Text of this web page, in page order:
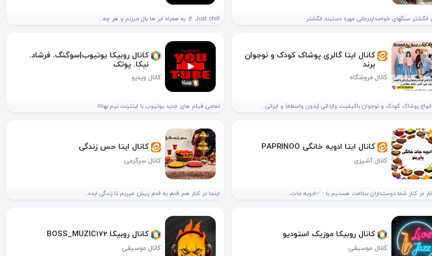
سنگهای خواصداردرمانی مهره دستبند انگشتر Just chill 🥤 به همراه ابر ها بال میزنم و هر چه...
کانال ایتا گالری پوشاک کودک و نوجوان
برند
کانال فروشگاه
پوشاک کودک و نوجوان باکیفیت وارداتی (بدون واسطه) و ایرانی...
کانال روبیکا یوتیوب|سوگنگ. فرشاد.
نیکا. پوتک
کانال ویدیو
تمامی فیلم های جدید یوتیوب با اینترنت نیم بهاااا
کانال ایتا ادویه خانگی PAPRINOO
کانال آشپزی
در کنار شما دوستداران سلامت هستیم با : ✅ادویه جات...
کانال ایتا حس زندگی
کانال سرگرمی
اینجا در کنار هم قدم به قدم پیش میریم تا زندگی ایده...
کانال روبیکا موزیک استودیو
کانال موسیقی
کانال روبیکا BOSS_MUZIC172
کانال موسیقی